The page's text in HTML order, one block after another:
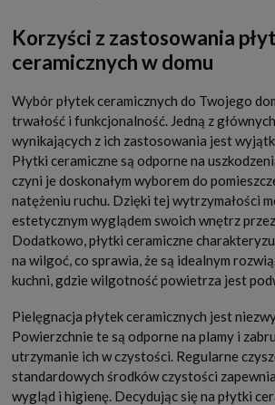
Korzyści z zastosowania
ceramicznych w domu
Wybór płytek ceramicznych do Twojego
trwałość i funkcjonalność. Jedną z
wynikających z ich zastosowania jest
Płytki ceramiczne są odporne na
czyni je doskonałym wyborem do
natężeniu ruchu. Dzięki tej wytrzymałości
estetycznym wyglądem swoich wnętrz
Dodatkowo, płytki ceramiczne
na wilgoć, co sprawia, że są idealnym
kuchni, gdzie wilgotność powietrza jest
Pielęgnacja płytek ceramicznych jest
Powierzchnie te są odporne na plamy i
utrzymanie ich w czystości. Regularne
standardowych środków czystości
wygląd i higienę. Decydując się na płytki